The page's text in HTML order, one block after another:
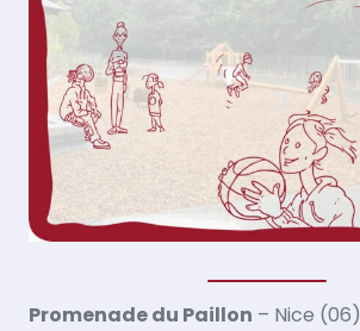
Promenade du Paillon – Nice (06)